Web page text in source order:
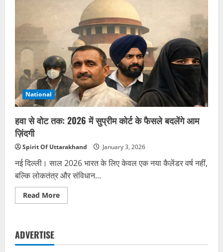
चलाने
101
चालकों
के
लाइसेंस
होंगे
निरस्त
National
हवा से वोट तक: 2026 में सुप्रीम कोर्ट के फैसले बदलेंगे आम
ज़िंदगी
Spirit Of Uttarakhand January 3, 2026
नई दिल्ली। साल 2026 भारत के लिए केवल एक नया कैलेंडर वर्ष नहीं,
बल्कि लोकतंत्र और संविधान...
Read MoreRead
more
2026
ADVERTISE